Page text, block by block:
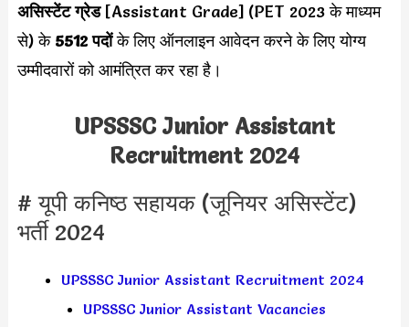
असिस्टेंट ग्रेड[Assistant Grade] (PET 2023 के माध्यम
से) के 5512 पदोंके लिए ऑनलाइन आवेदन करने के लिए योग्य
उम्मीदवारों को आमंत्रित कर रहा है।
UPSSSC Junior Assistant
Recruitment 2024
# यूपी कनिष्ठ सहायक (जूनियर असिस्टेंट)
भर्ती 2024
UPSSSC Junior Assistant Recruitment 2024
UPSSSC Junior Assistant Vacancies